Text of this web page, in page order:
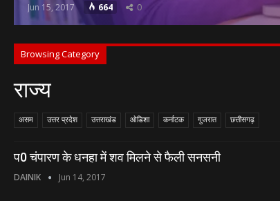
Jun 15, 2017 664 0
Browsing Category
राज्य
असम उत्तर प्रदेश उत्तराखंड ओडिशा कर्नाटक गुजरात छत्तीसगढ़
प0 चंपारण के धनहा में शव मिलने से फैली सनसनी
DAINIK Jun 14, 2017